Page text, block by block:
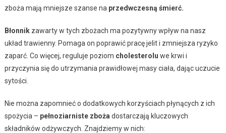
zboża mają mniejsze szanse na przedwczesną śmierć.
Błonnikzawarty w tych zbożach ma pozytywny wpływ na nasz
układ trawienny. Pomaga on poprawić pracę jelit i zmniejsza ryzyko
zaparć. Co więcej, reguluje poziom cholesterolu we krwi i
przyczynia się do utrzymania prawidłowej masy ciała, dając uczucie
sytości.
Nie można zapomnieć o dodatkowych korzyściach płynących z ich
spożycia – pełnoziarniste zboża dostarczają kluczowych
składników odżywczych. Znajdziemy w nich: